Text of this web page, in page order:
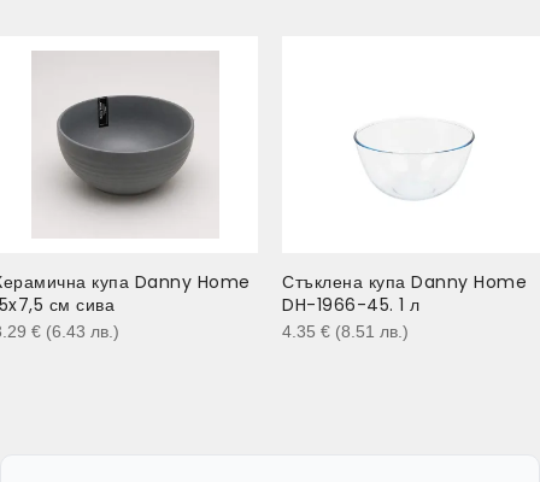
купа Danny Home
см сива
€ (6.43 лв. )
Стъклена купа Danny Home
DH-1966-45. 1 л
4.35 € (8.51 лв. )